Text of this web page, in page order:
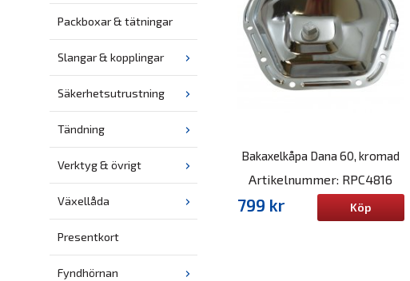
Packboxar & tätningar
Slangar & kopplingar
Säkerhetsutrustning
Tändning
Verktyg & övrigt
Växellåda
Presentkort
Fyndhörnan
Bakaxelkåpa Dana 60, kromad
Artikelnummer: RPC4816
799 kr Köp